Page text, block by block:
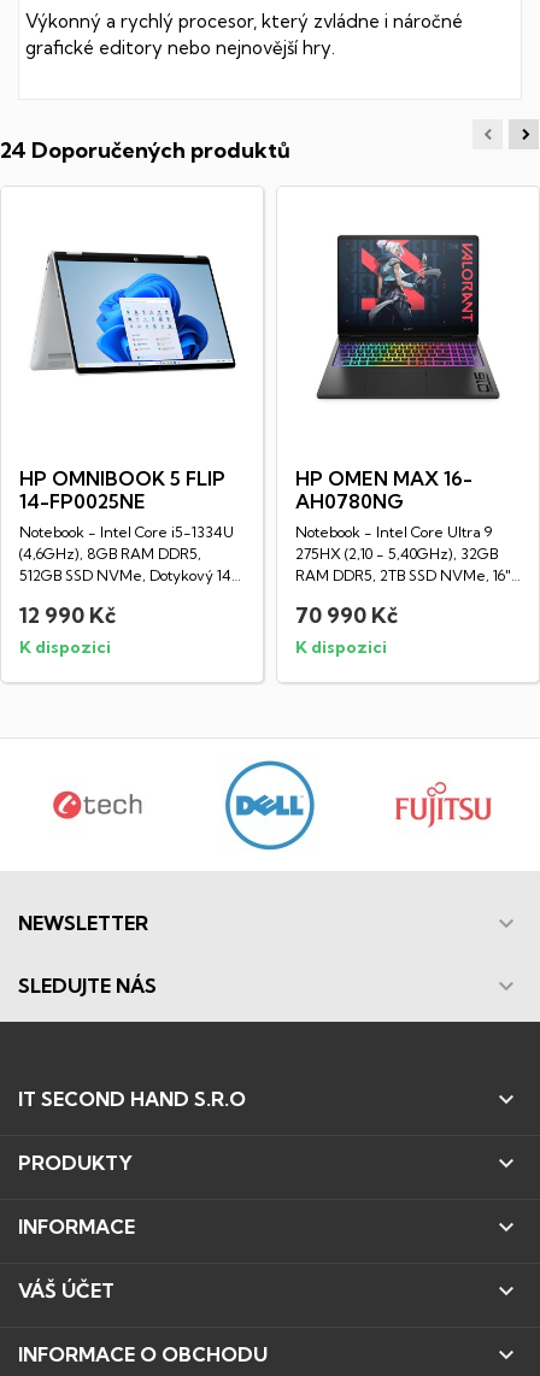
Výkonný a rychlý procesor, který zvládne i náročné
grafické editory nebo nejnovější hry.
24 Doporučených produktů
HP OMNIBOOK 5 FLIP
14-FP0025NE
Notebook - Intel Core i5-1334U
(4,6GHz), 8GB RAM DDR5,
512GB SSD NVMe, Dotykový 14"
12 990 Kč
K dispozici
HP OMEN MAX 16-
AH0780NG
Notebook - Intel Core Ultra 9
275HX (2,10 - 5,40GHz), 32GB
RAM DDR5, 2TB SSD NVMe, 16"
70 990 Kč
K dispozici
NEWSLETTER 
SLEDUJTE NÁS 
IT SECOND HAND S.R.O 
PRODUKTY 
INFORMACE 
VÁŠ ÚČET 
INFORMACE O OBCHODU 